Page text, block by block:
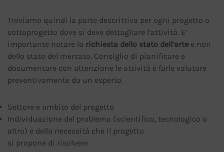
Troviamo quindi la parte descrittiva per ogni progetto o
sottoprogetto dove si deve dettagliare l’attività. E’
importante notare la richiesta dello stato dell’arte e non
dello stato del mercato. Consiglio di pianificare e
documentare con attenzione le attività e farle valutare
preventivamente da un esperto.
Settore e ambito del progetto
Individuazione del problema (scientifico, tecnologico o
altro) e della necessità che il progetto
si propone di risolvere